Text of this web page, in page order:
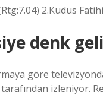
2.Kudüs
denk
göre
izleniyor.